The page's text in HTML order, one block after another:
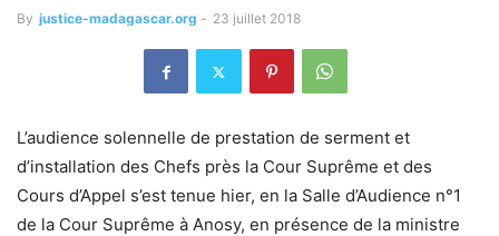
By justice-madagascar.org - 23 juillet 2018
L’audience solennelle de prestation de serment et
d’installation des Chefs près la Cour Suprême et des
Cours d’Appel s’est tenue hier, en la Salle d’Audience n°1
de la Cour Suprême à Anosy, en présence de la ministre